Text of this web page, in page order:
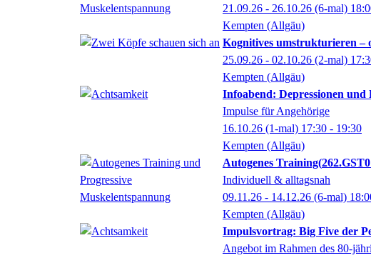
21.09.26 - 26.10.26 (6-mal)
Kempten (Allgäu)
Kognitives umstrukturieren –
25.09.26 - 02.10.26 (2-mal)
Kempten (Allgäu)
Infoabend: Depressionen
Impulse für Angehörige
16.10.26 (1-mal) 17:30 - 19:30
Kempten (Allgäu)
Autogenes Training
Individuell & alltagsnah
09.11.26 - 14.12.26 (6-mal)
Kempten (Allgäu)
Impulsvortrag: Big Five der
Angebot im Rahmen des 80-